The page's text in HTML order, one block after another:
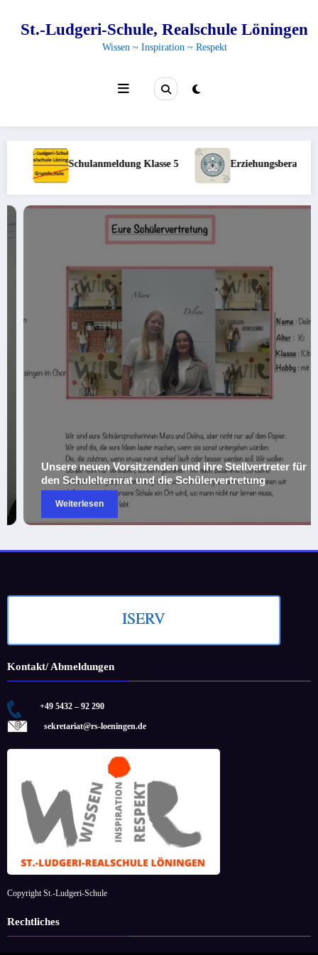
springenSt.-Ludgeri-Schule, Realschule Löningen
Wissen ~ Inspiration ~ Respekt
Schulanmeldung Klasse 5
Unsere neuen Vorsitzenden und ihre Stellvertreter für
den Schulelternrat und die Schülervertretung
Weiterlesen
ISERV
Kontakt/ Abmeldungen
+49 5432 – 92 290
sekretariat@rs-loeningen.de
Copyright St.-Ludgeri-Schule
Rechtliches